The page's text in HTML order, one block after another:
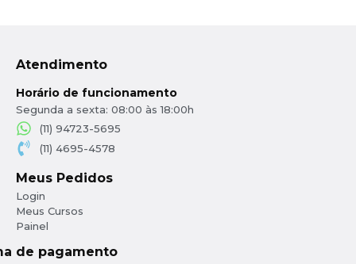
Atendimento
Horário de funcionamento
Segunda a sexta: 08:00 às 18:00h
(11) 94723-5695
(11) 4695-4578
Meus Pedidos
Login
Meus Cursos
Painel
de pagamento